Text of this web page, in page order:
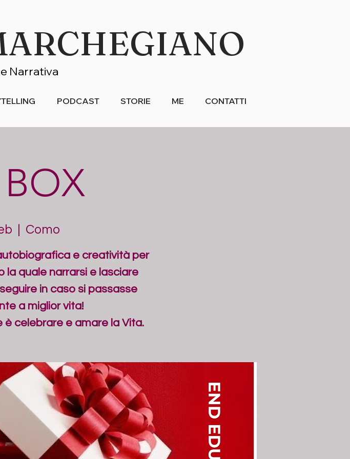
Narrativa
PODCAST STORIE ME CONTATTI
Como
e creatività per
la quale narrarsi e lasciare
in caso si passasse
a miglior vita!
è celebrare e amare la Vita.